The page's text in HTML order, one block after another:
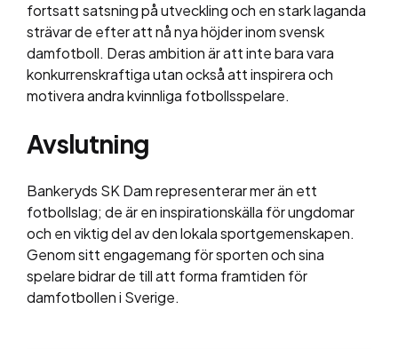
fortsatt satsning på utveckling och en stark laganda
strävar de efter att nå nya höjder inom svensk
damfotboll. Deras ambition är att inte bara vara
konkurrenskraftiga utan också att inspirera och
motivera andra kvinnliga fotbollsspelare.
Avslutning
Bankeryds SK Dam representerar mer än ett
fotbollslag; de är en inspirationskälla för ungdomar
och en viktig del av den lokala sportgemenskapen.
Genom sitt engagemang för sporten och sina
spelare bidrar de till att forma framtiden för
damfotbollen i Sverige.